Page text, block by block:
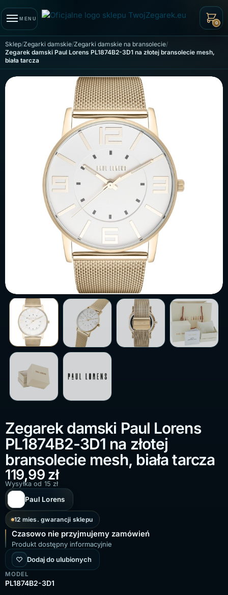
MENU
0
Sklep Zegarki damskie Zegarki damskie na bransolecie
Zegarek damski Paul Lorens PL1874B2-3D1 na złotej bransolecie mesh,
biała tarcza
Zegarek damski Paul Lorens
PL1874B2-3D1 na złotej
bransolecie mesh, biała tarcza
119,99 zł
Wysyłka od 15 zł
Paul Lorens
12 mies. gwarancji sklepu
Czasowo nie przyjmujemy zamówień
Produkt dostępny informacyjnie
Dodaj do ulubionych
MODEL
PL1874B2-3D1